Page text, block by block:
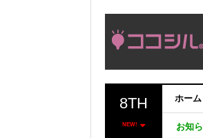
8TH
NEW!
ホーム
お知